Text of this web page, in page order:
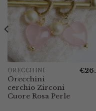
ORECCHINI
Orecchini
cerchio Zirconi
Cuore Rosa Perle
€